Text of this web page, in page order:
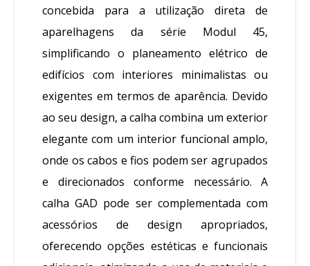
concebida para a utilização direta de
aparelhagens da série Modul 45,
simplificando o planeamento elétrico de
edifícios com interiores minimalistas ou
exigentes em termos de aparência. Devido
ao seu design, a calha combina um exterior
elegante com um interior funcional amplo,
onde os cabos e fios podem ser agrupados
e direcionados conforme necessário. A
calha GAD pode ser complementada com
acessórios de design apropriados,
oferecendo opções estéticas e funcionais